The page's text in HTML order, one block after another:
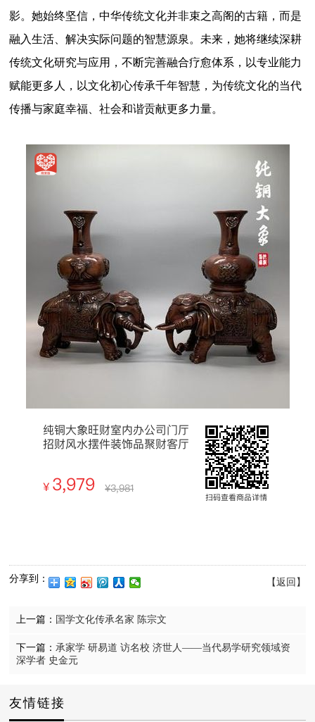
影。她始终坚信，中华传统文化并非束之高阁的古籍，而是
融入生活、解决实际问题的智慧源泉。未来，她将继续深耕
传统文化研究与应用，不断完善融合疗愈体系，以专业能力
赋能更多人，以文化初心传承千年智慧，为传统文化的当代
传播与家庭幸福、社会和谐贡献更多力量。
分享到： 【返回】
上一篇： 国学文化传承名家 陈宗文
下一篇：承家学 研易道 访名校 济世人——当代易学研究领域资
深学者 史金元
友情链接